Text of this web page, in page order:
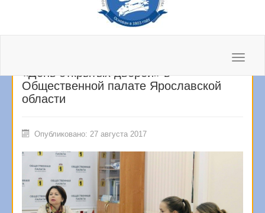
Toggle
«День открытых дверей» в
Общественной палате Ярославской
области
Опубликовано: 27 августа 2017